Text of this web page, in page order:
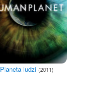
Planeta ludzi (2011)